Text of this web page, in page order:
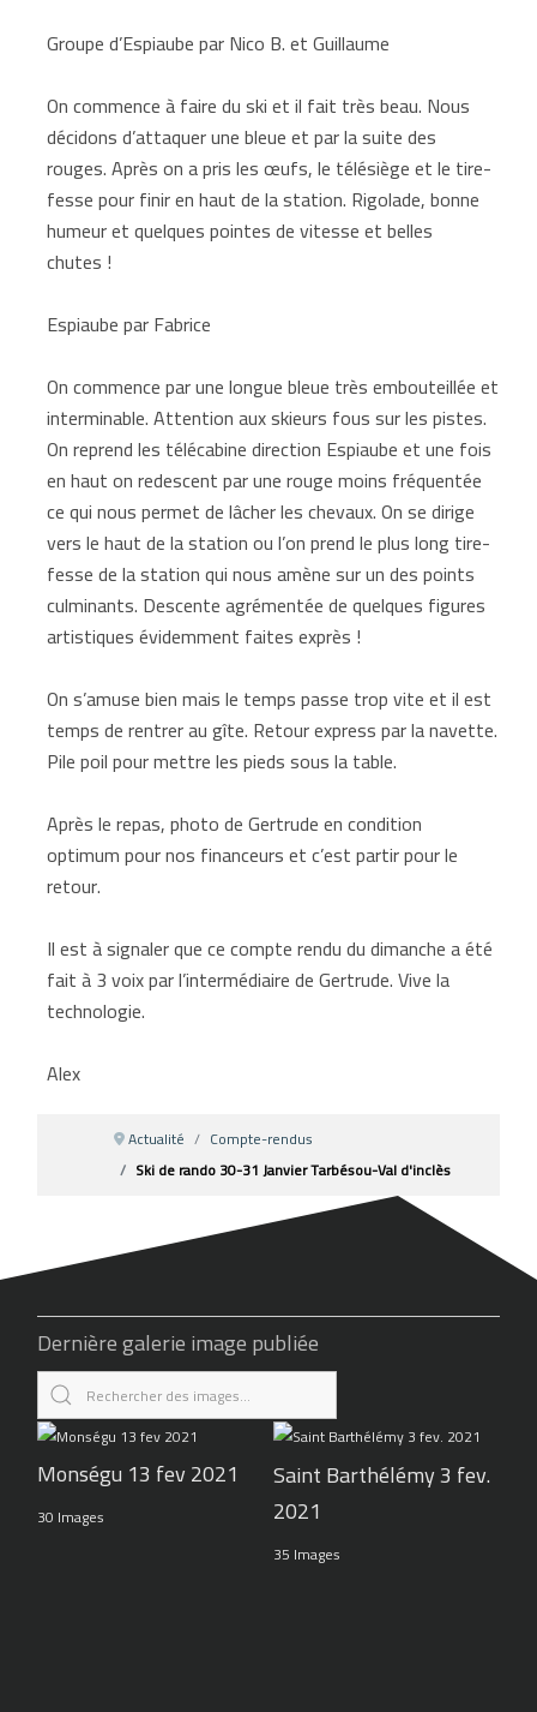
Groupe d’Espiaube par Nico B. et Guillaume
On commence à faire du ski et il fait très beau. Nous
décidons d’attaquer une bleue et par la suite des
rouges. Après on a pris les œufs, le télésiège et le tire-
fesse pour finir en haut de la station. Rigolade, bonne
humeur et quelques pointes de vitesse et belles
chutes !
Espiaube par Fabrice
On commence par une longue bleue très embouteillée et
interminable. Attention aux skieurs fous sur les pistes.
On reprend les télécabine direction Espiaube et une fois
en haut on redescent par une rouge moins fréquentée
ce qui nous permet de lâcher les chevaux. On se dirige
vers le haut de la station ou l’on prend le plus long tire-
fesse de la station qui nous amène sur un des points
culminants. Descente agrémentée de quelques figures
artistiques évidemment faites exprès !
On s’amuse bien mais le temps passe trop vite et il est
temps de rentrer au gîte. Retour express par la navette.
Pile poil pour mettre les pieds sous la table.
Après le repas, photo de Gertrude en condition
optimum pour nos financeurs et c’est partir pour le
retour.
Il est à signaler que ce compte rendu du dimanche a été
fait à 3 voix par l’intermédiaire de Gertrude. Vive la
technologie.
Alex
Actualité
Compte-rendus
Ski de rando 30-31 Janvier Tarbésou-Val d'inclès
Dernière galerie image publiée
Monségu 13 fev 2021
30 Images
Saint Barthélémy 3 fev.
2021
35 Images